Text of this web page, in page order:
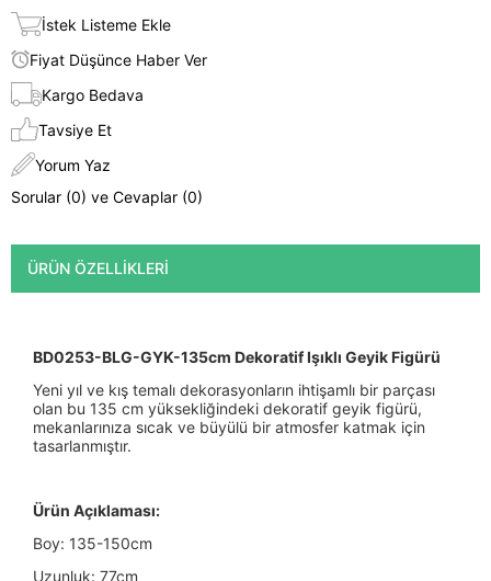
İstek Listeme Ekle
Fiyat Düşünce Haber Ver
Kargo Bedava
Tavsiye Et
Yorum Yaz
Sorular (0) ve Cevaplar (0)
ÜRÜN ÖZELLIKLERI
BD0253-BLG-GYK-135cm Dekoratif Işıklı Geyik Figürü
Yeni yıl ve kış temalı dekorasyonların ihtişamlı bir parçası
olan bu 135 cm yüksekliğindeki dekoratif geyik figürü,
mekanlarınıza sıcak ve büyülü bir atmosfer katmak için
tasarlanmıştır.
Ürün Açıklaması:
Boy: 135-150cm
Uzunluk: 77cm